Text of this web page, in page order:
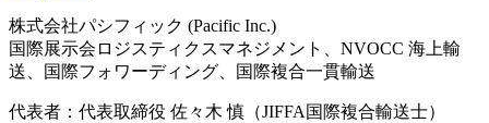
株式会社パシフィック (Pacific Inc.)
国際展示会ロジスティクスマネジメント、NVOCC 海上輸
送、国際フォワーディング、国際複合一貫輸送
代表者：代表取締役 佐々木 慎（JIFFA国際複合輸送士）